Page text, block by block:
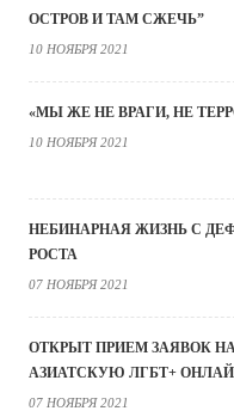
ОСТРОВ И ТАМ СЖЕЧЬ”
10 НОЯБРЯ 2021
«МЫ ЖЕ НЕ ВРАГИ, НЕ
10 НОЯБРЯ 2021
НЕБИНАРНАЯ ЖИЗНЬ С
РОСТА
07 НОЯБРЯ 2021
ОТКРЫТ ПРИЕМ ЗАЯВОК
АЗИАТСКУЮ ЛГБТ+
07 НОЯБРЯ 2021